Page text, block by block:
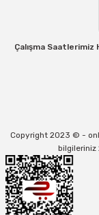
Çalışma
Copyright 2023 © -
bilgileriniz